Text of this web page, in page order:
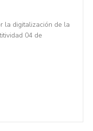
la digitalización de la
04 de